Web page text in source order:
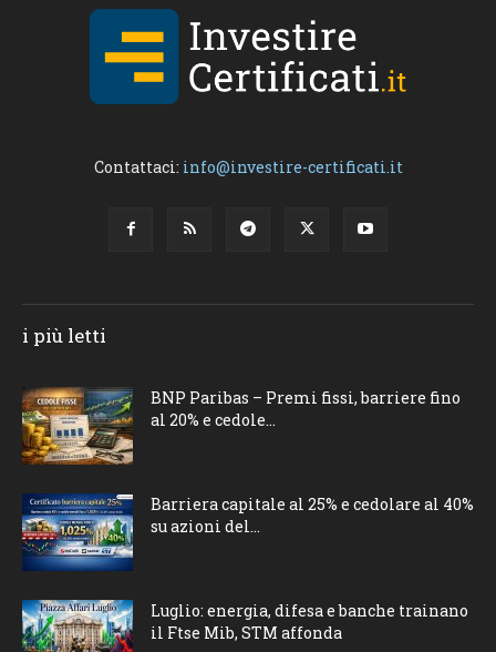
Contattaci: info@investire-certificati.it
i più letti
BNP Paribas – Premi fissi, barriere fino
al 20% e cedole...
Barriera capitale al 25% e cedolare al 40%
su azioni del...
Luglio: energia, difesa e banche trainano
il Ftse Mib, STM affonda